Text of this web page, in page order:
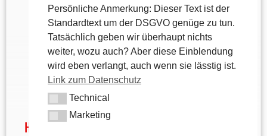
Laden Sie hier ein kompaktes Informations-PDF
zum Thema Smartphones im Schulalltag herunter.
Die Unterlagen richten sich an Eltern und
Elternvertretungen und beleuchten verständlich, wie
handyfreie Phasen an Schulen organisiert werden
können – mit Praxis-beispielen, Hintergründen und
einer konkreten Lösung zur sicheren Aufbewahrung
von Smartphones in einem HandyLocker.
HandyLocker
Persönliche Anmerkung: Dieser Text ist der
Standardtext um der DSGVO genüge zu tun.
Tatsächlich geben wir überhaupt nichts
weiter, wozu auch? Aber diese Einblendung
wird eben verlangt, auch wenn sie lässtig ist.
Link zum Datenschutz
TechnicalTechnical
MarketingMarketing